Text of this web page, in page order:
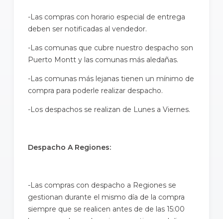
-Las compras con horario especial de entrega
deben ser notificadas al vendedor.
-Las comunas que cubre nuestro despacho son
Puerto Montt y las comunas más aledañas.
-Las comunas más lejanas tienen un mínimo de
compra para poderle realizar despacho.
-Los despachos se realizan de Lunes a Viernes.
Despacho A Regiones:
-Las compras con despacho a Regiones se
gestionan durante el mismo día de la compra
siempre que se realicen antes de de las 15:00